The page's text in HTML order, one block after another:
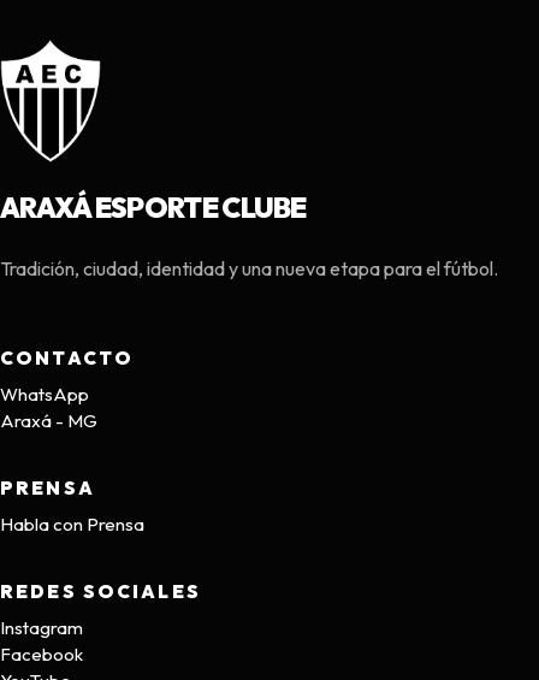
ARAXÁ ESPORTE CLUBE
Tradición, ciudad, identidad y una nueva etapa para el fútbol.
CONTACTO
WhatsApp
Araxá - MG
PRENSA
Habla con Prensa
REDES SOCIALES
Instagram
Facebook